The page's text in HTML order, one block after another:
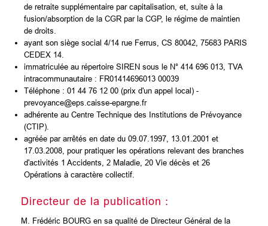
de retraite supplémentaire par capitalisation, et, suite à la
fusion/absorption de la CGR par la CGP, le régime de maintien
de droits.
ayant son siège social 4/14 rue Ferrus, CS 80042, 75683 PARIS
CEDEX 14.
immatriculée au répertoire SIREN sous le N° 414 696 013, TVA
intracommunautaire : FR01414696013 00039
Téléphone : 01 44 76 12 00 (prix d'un appel local) -
prevoyance@eps.caisse-epargne.fr
adhérente au Centre Technique des Institutions de Prévoyance
(CTIP).
agréée par arrêtés en date du 09.07.1997, 13.01.2001 et
17.03.2008, pour pratiquer les opérations relevant des branches
d'activités 1 Accidents, 2 Maladie, 20 Vie décès et 26
Opérations à caractère collectif.
Directeur de la publication :
M. Frédéric BOURG en sa qualité de Directeur Général de la